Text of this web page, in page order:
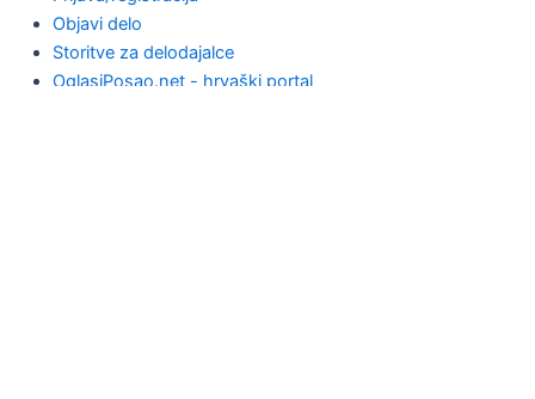
Objavi delo
Storitve za delodajalce
OglasiPosao.net - hrvaški portal